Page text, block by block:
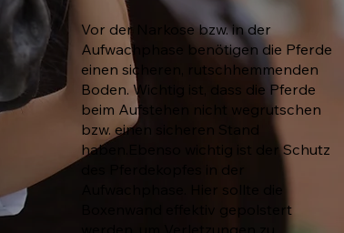
Vor der Narkose bzw. in der
Aufwachphase benötigen die Pferde
einen sicheren, rutschhemmenden
Boden. Wichtig ist, dass die Pferde
beim Aufstehen nicht wegrutschen
bzw. einen sicheren Stand
haben.Ebenso wichtig ist der Schutz
des Pferdekopfes in der
Aufwachphase. Hier sollte die
Boxenwand effektiv gepolstert